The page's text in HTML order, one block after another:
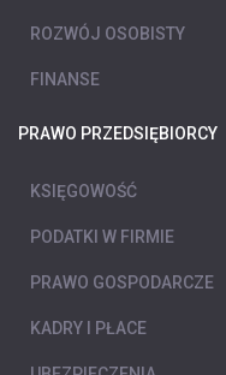
ROZWÓJ OSOBISTY
FINANSE
PRAWO PRZEDSIĘBIORCY
KSIĘGOWOŚĆ
PODATKI W FIRMIE
PRAWO GOSPODARCZE
KADRY I PŁACE